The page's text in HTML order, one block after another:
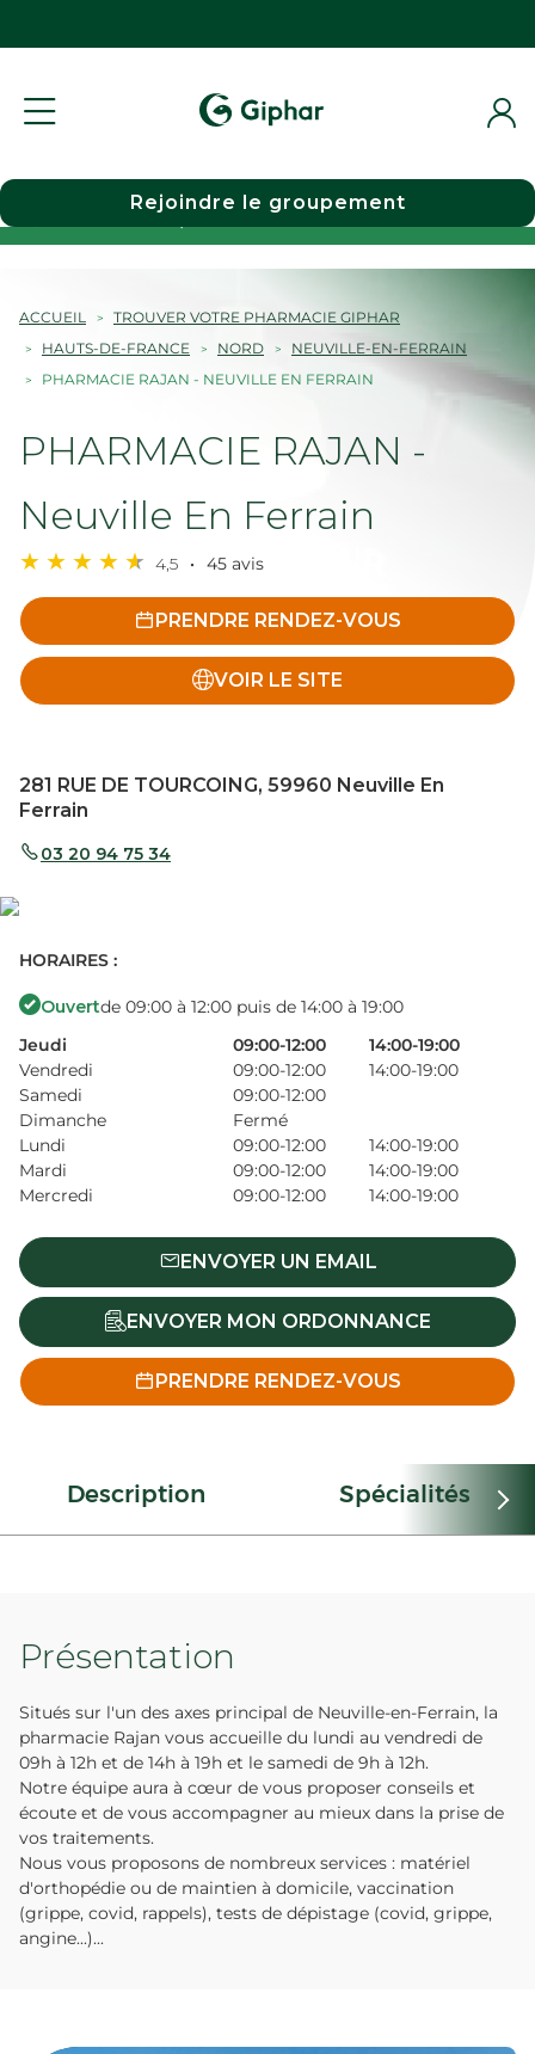
Choisir une pharmacie
Rejoindre le groupement
ACCUEIL
TROUVER VOTRE PHARMACIE GIPHAR
HAUTS-DE-FRANCE
NORD
NEUVILLE-EN-FERRAIN
PHARMACIE RAJAN - NEUVILLE EN FERRAIN
PHARMACIE RAJAN -
Neuville En Ferrain
4,5 45 avis
PRENDRE RENDEZ-VOUS
VOIR LE SITE
281 RUE DE TOURCOING, 59960 Neuville En
Ferrain
03 20 94 75 34
HORAIRES :
Ouvertde 09:00 à 12:00 puis de 14:00 à 19:00
Jeudi
09:00-12:00
14:00-19:00
Vendredi
09:00-12:00
14:00-19:00
Samedi
09:00-12:00
Dimanche
Fermé
Lundi
09:00-12:00
14:00-19:00
Mardi
09:00-12:00
14:00-19:00
Mercredi
09:00-12:00 14:00-19:00
ENVOYER UN EMAIL
ENVOYER MON ORDONNANCE
PRENDRE RENDEZ-VOUS
Description Spécialités
Présentation
Situés sur l'un des axes principal de Neuville-en-Ferrain, la
pharmacie Rajan vous accueille du lundi au vendredi de
09h à 12h et de 14h à 19h et le samedi de 9h à 12h.
Notre équipe aura à cœur de vous proposer conseils et
écoute et de vous accompagner au mieux dans la prise de
vos traitements.
Nous vous proposons de nombreux services : matériel
d'orthopédie ou de maintien à domicile, vaccination
(grippe, covid, rappels), tests de dépistage (covid, grippe,
angine...)...